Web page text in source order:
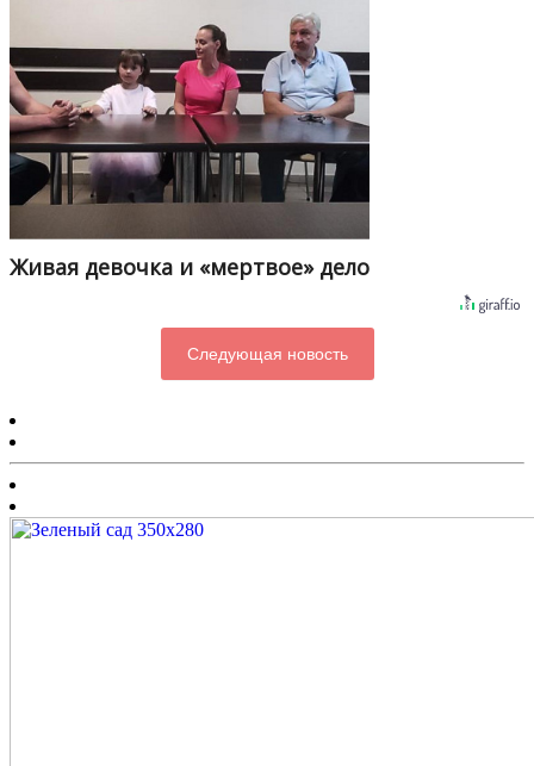
Живая девочка и «мертвое» дело
Следующая новость